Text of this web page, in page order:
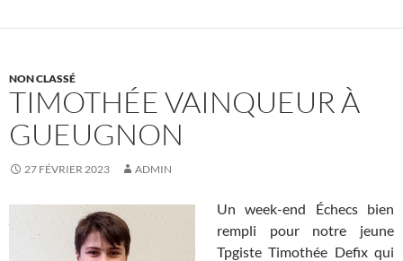
NON CLASSÉ
TIMOTHÉE VAINQUEUR À
GUEUGNON
27 FÉVRIER 2023 ADMIN
Un week-end Échecs bien
rempli pour notre jeune
Tpgiste Timothée Defix qui